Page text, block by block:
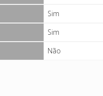
Sim
Sim
Não